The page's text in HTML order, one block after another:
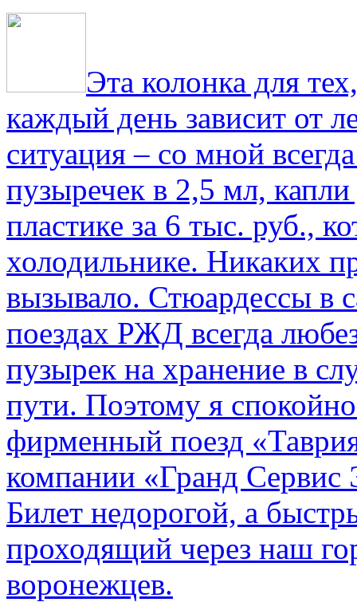
Эта колонка для
каждый день зависит от
ситуация – со мной
пузыречек в 2,5 мл,
пластике за 6 тыс. руб.,
холодильнике. Никаких
вызывало. Стюардессы в
поездах РЖД всегда
пузырек на хранение в
пути. По­этому я
фирменный поезд
компании «Гранд Сервис
Билет недорогой, а
проходящий через наш
воронежцев.